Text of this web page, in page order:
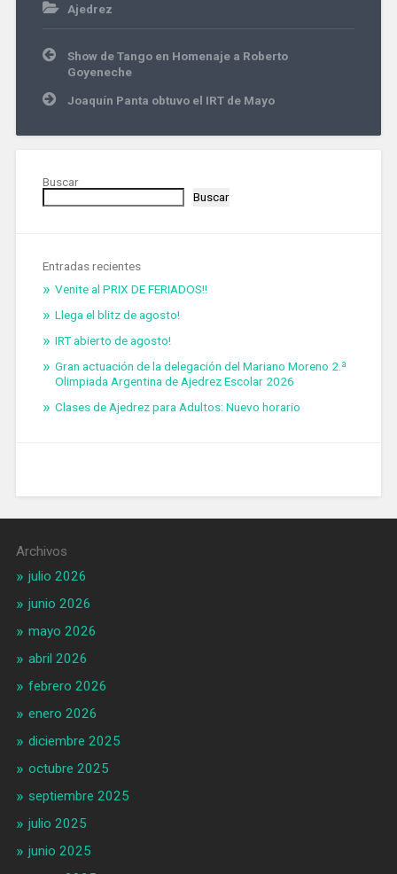
Ajedrez
Navegación
de
entradas
Show de Tango en Homenaje a Roberto
Goyeneche
Joaquín Panta obtuvo el IRT de Mayo
Buscar
Buscar
Entradas recientes
Venite al PRIX DE FERIADOS!!
Llega el blitz de agosto!
IRT abierto de agosto!
Gran actuación de la delegación del Mariano Moreno 2.ª
Olimpiada Argentina de Ajedrez Escolar 2026
Clases de Ajedrez para Adultos: Nuevo horario
Archivos
julio 2026
junio 2026
mayo 2026
abril 2026
febrero 2026
enero 2026
diciembre 2025
octubre 2025
septiembre 2025
julio 2025
junio 2025